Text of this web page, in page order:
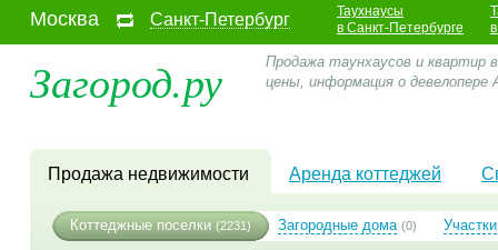
Москва Санкт-Петербург
Таухнаусы
в Санкт-Петербурге
Загород.ру
Продажа таунхаусов и квартир
цены, информация о
Продажа недвижимости Аренда коттеджей
Коттеджные поселки (2231) Загородные дома (0) Участки